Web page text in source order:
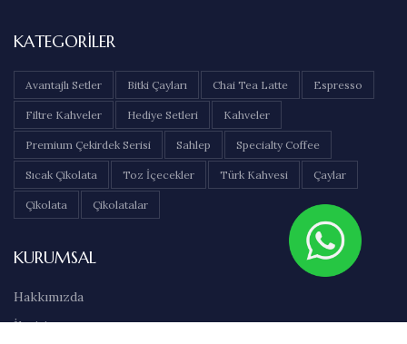
KATEGORILER
Avantajlı Setler Bitki Çayları Chai Tea Latte Espresso
Filtre Kahveler Hediye Setleri Kahveler
Premium Çekirdek Serisi Sahlep Specialty Coffee
Sıcak Çikolata Toz İçecekler Türk Kahvesi Çaylar
Çikolata Çikolatalar
KURUMSAL
Hakkımızda
İletişim